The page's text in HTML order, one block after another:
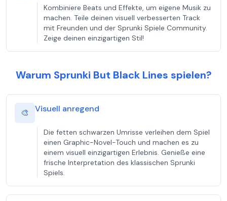
Kombiniere Beats und Effekte, um eigene Musik zu
machen. Teile deinen visuell verbesserten Track
mit Freunden und der Sprunki Spiele Community.
Zeige deinen einzigartigen Stil!
Warum Sprunki But Black Lines spielen?
🎨 Visuell anregend
Die fetten schwarzen Umrisse verleihen dem Spiel
einen Graphic-Novel-Touch und machen es zu
einem visuell einzigartigen Erlebnis. Genieße eine
frische Interpretation des klassischen Sprunki
Spiels.